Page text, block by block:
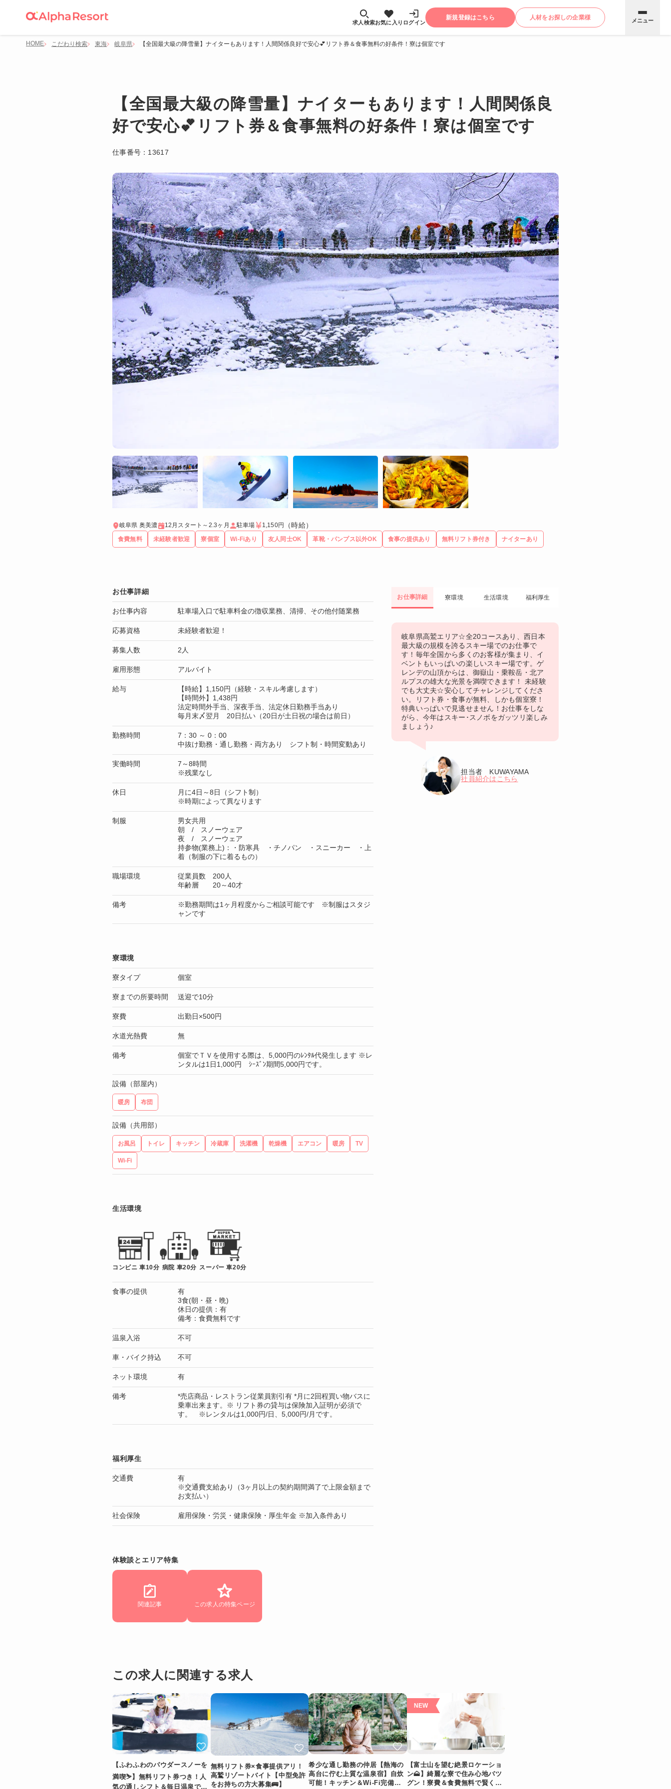
求人検索お気に入り ログイン
新規登録はこちら 人材をお探しの企業様 メニュー
HOME こだわり検索 東海 岐阜県 【全国最大級の降雪量】ナイターもあります！人間関係良好で安心💕リフト券＆食事無料の好条件！寮は個室です
【全国最大級の降雪量】ナイターもあります！人間関係良
好で安心💕リフト券＆食事無料の好条件！寮は個室です
仕事番号： 13617
岐阜県 奥美濃 12月スタート～2.3ヶ月 駐車場 1,150円 （時給）
食費無料 未経験者歓迎 寮個室 Wi-Fiあり 友人同士OK 革靴・パンプス以外OK 食事の提供あり 無料リフト券付き ナイターあり
お仕事詳細 寮環境 生活環境 福利厚生
岐阜県高鷲エリア☆全20コースあり、西日本
最大級の規模を誇るスキー場でのお仕事で
す！毎年全国から多くのお客様が集まり、イ
ベントもいっぱいの楽しいスキー場です。ゲ
レンデの山頂からは、御嶽山・乗鞍岳・北ア
ルプスの雄大な光景を満喫できます！ 未経験
でも大丈夫☆安心してチャレンジしてくださ
い。リフト券・食事が無料、しかも個室寮！
特典いっぱいで見逃せません！お仕事をしな
がら、今年はスキー･スノボをガッツリ楽しみ
ましょう♪
担当者 KUWAYAMA
社員紹介はこちら
お仕事詳細
お仕事内容 駐車場入口で駐車料金の徴収業務、清掃、その他付随業務
応募資格 未経験者歓迎！
募集人数 2人
雇用形態 アルバイト
給与
【時給】1,150円（経験・スキル考慮します）
【時間外】1,438円
法定時間外手当、深夜手当、法定休日勤務手当あり
毎月末〆翌月 20日払い（20日が土日祝の場合は前日）
勤務時間
7：30 ～ 0：00
中抜け勤務・通し勤務・両方あり シフト制・時間変動あり
実働時間
7～8時間
※残業なし
休日
月に4日～8日（シフト制）
※時期によって異なります
制服
男女共用
朝 / スノーウェア
夜 / スノーウェア
持参物(業務上)：・防寒具 ・チノパン ・スニーカー ・上
着（制服の下に着るもの）
職場環境
従業員数 200人
年齢層 20～40才
備考
※勤務期間は1ヶ月程度からご相談可能です ※制服はスタジ
ャンです
寮環境
寮タイプ 個室
寮までの所要時間 送迎で10分
寮費 出勤日×500円
水道光熱費 無
備考
個室でＴＶを使用する際は、5,000円のﾚﾝﾀﾙ代発生します ※レ
ンタルは1日1,000円 ｼｰｽﾞﾝ期間5,000円です。
設備（部屋内）
暖房 布団
設備（共用部）
お風呂 トイレ キッチン 冷蔵庫 洗濯機 乾燥機 エアコン 暖房 TV
Wi-Fi
生活環境
コンビニ 車10分 病院 車20分 スーパー 車20分
食事の提供
有
3食(朝・昼・晩)
休日の提供：有
備考：食費無料です
温泉入浴 不可
車・バイク持込 不可
ネット環境 有
備考
*売店商品・レストラン従業員割引有 *月に2回程買い物バスに
乗車出来ます。※ リフト券の貸与は保険加入証明が必須で
す。 ※レンタルは1,000円/日、5,000円/月です。
福利厚生
交通費
有
※交通費支給あり（3ヶ月以上の契約期間満了で上限金額まで
お支払い）
社会保険 雇用保険・労災・健康保険・厚生年金 ※加入条件あり
体験談とエリア特集
関連記事 この求人の特集ページ
この求人に関連する求人
【ふわふわのパウダースノーを
満喫⛷️】無料リフト券つき！人
気の通しシフト＆毎日温泉でリ
無料リフト券×食事提供アリ！
高鷲リゾートバイト【中型免許
をお持ちの方大募集🚌】
希少な通し勤務の仲居【熱海の
高台に佇む上質な温泉宿】自炊
可能！キッチン＆Wi-Fi完備！
【富士山を望む絶景ロケーショ
ン🗻】綺麗な寮で住み心地バツ
グン！寮費＆食費無料で賢く稼